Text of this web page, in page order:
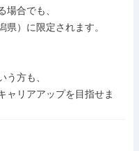
合でも、
）に限定されます。
う方も、
ャリアアップを目指せま